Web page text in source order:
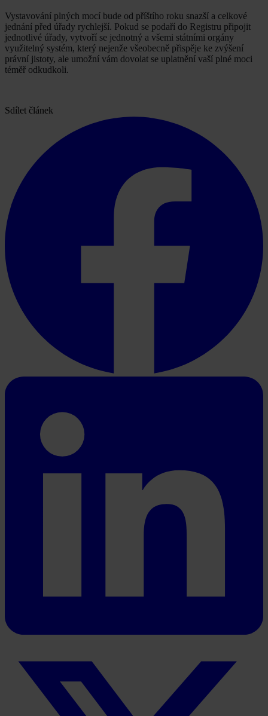
Vystavování plných mocí bude od příštího roku snazší a celkové
jednání před úřady rychlejší. Pokud se podaří do Registru připojit
jednotlivé úřady, vytvoří se jednotný a všemi státními orgány
využitelný systém, který nejenže všeobecně přispěje ke zvýšení
právní jistoty, ale umožní vám dovolat se uplatnění vaší plné moci
téměř odkudkoli.
Sdílet článek